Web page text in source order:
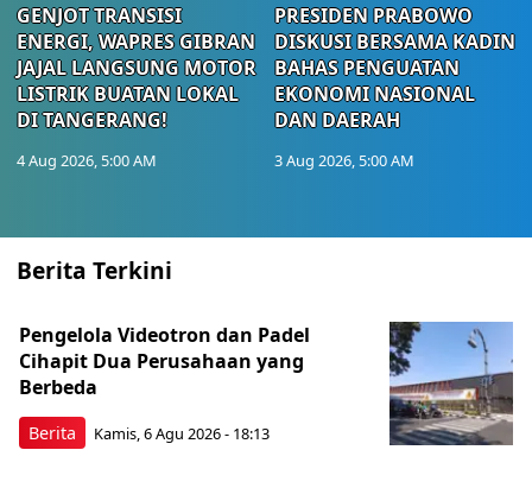
GENJOT TRANSISI
ENERGI, WAPRES GIBRAN
JAJAL LANGSUNG MOTOR
LISTRIK BUATAN LOKAL
DI TANGERANG!
4 Aug 2026, 5:00 AM
PRESIDEN PRABOWO
DISKUSI BERSAMA KADIN
BAHAS PENGUATAN
EKONOMI NASIONAL
DAN DAERAH
3 Aug 2026, 5:00 AM
Berita Terkini
Berita
Pengelola Videotron dan Padel
Cihapit Dua Perusahaan yang
Berbeda
Kamis, 6 Agu 2026 - 18:13